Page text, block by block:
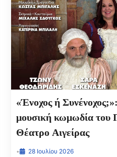
«Ένοχος ή
μουσική κωμωδία του
Θέατρο Αιγείρας
• 28 Ιουλίου 2026